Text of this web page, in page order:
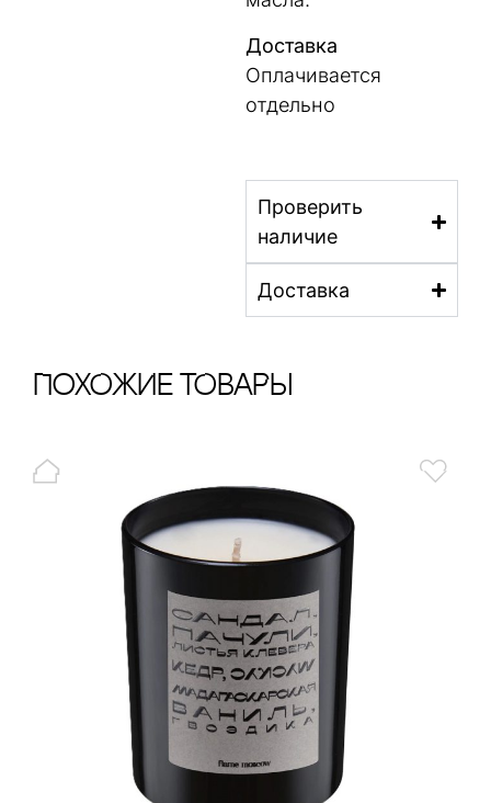
Доставка
Оплачивается
отдельно
Проверить
наличие
Доставка
ПохОжИе тОваРы